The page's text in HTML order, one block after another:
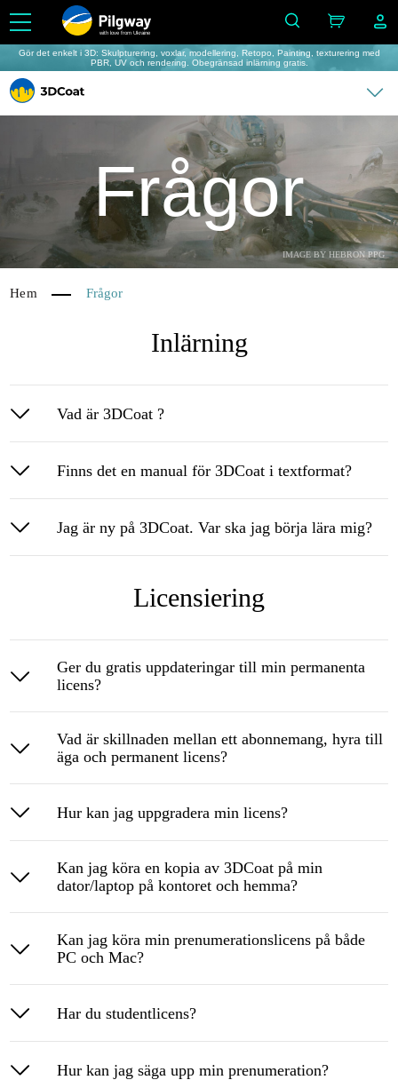
with love from Ukraine
Gör det enkelt i 3D: Skulpturering, voxlar, modellering, Retopo, Painting, texturering med
PBR, UV och rendering. Obegränsad inlärning gratis.
IMAGE BY HEBRON PPG
Frågor
Hem Frågor
Inlärning
Vad är 3DCoat ?
Finns det en manual för 3DCoat i textformat?
Jag är ny på 3DCoat. Var ska jag börja lära mig?
Licensiering
Ger du gratis uppdateringar till min permanenta
licens?
Vad är skillnaden mellan ett abonnemang, hyra till
äga och permanent licens?
Hur kan jag uppgradera min licens?
Kan jag köra en kopia av 3DCoat på min
dator/laptop på kontoret och hemma?
Kan jag köra min prenumerationslicens på både
PC och Mac?
Har du studentlicens?
Hur kan jag säga upp min prenumeration?